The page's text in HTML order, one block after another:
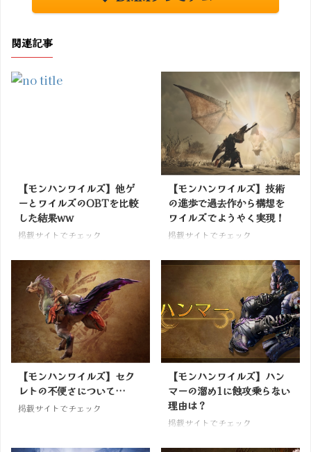
関連記事
【モンハンワイルズ】他ゲ
ーとワイルズのOBTを比較
した結果ww
掲載サイトでチェック
【モンハンワイルズ】技術
の進歩で過去作から構想を
ワイルズでようやく実現！
掲載サイトでチェック
【モンハンワイルズ】セク
レトの不便さについて…
掲載サイトでチェック
【モンハンワイルズ】ハン
マーの溜め1に蝕攻乗らない
理由は？
掲載サイトでチェック